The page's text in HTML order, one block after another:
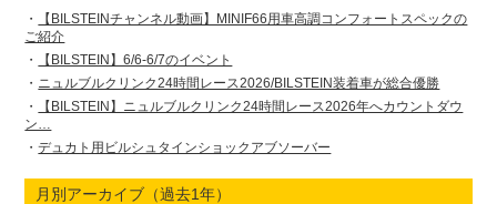
【BILSTEINチャンネル動画】MINIF66用車高調コンフォートスペックの
ご紹介
【BILSTEIN】6/6-6/7のイベント
ニュルブルクリンク24時間レース2026/BILSTEIN装着車が総合優勝
【BILSTEIN】ニュルブルクリンク24時間レース2026年へカウントダウ
ン…
デュカト用ビルシュタインショックアブソーバー
月別アーカイブ（過去1年）